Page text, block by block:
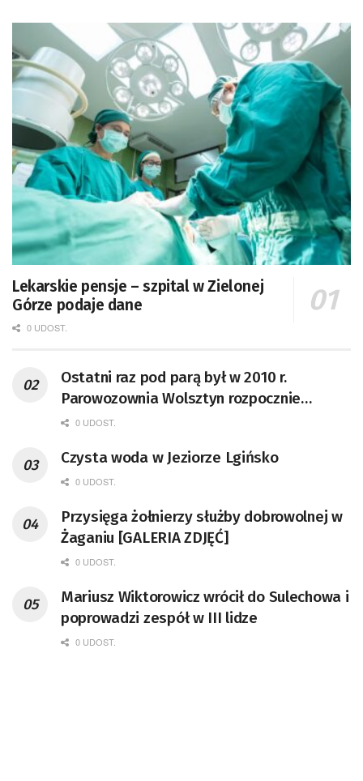
Lekarskie pensje – szpital w Zielonej
Górze podaje dane
0 UDOST.
Ostatni raz pod parą był w 2010 r.
Parowozownia Wolsztyn rozpocznie
remont unikatowego Tr5-65
0 UDOST.
Czysta woda w Jeziorze Lgińsko
0 UDOST.
Przysięga żołnierzy służby dobrowolnej w
Żaganiu [GALERIA ZDJĘĆ]
0 UDOST.
Mariusz Wiktorowicz wrócił do Sulechowa i
poprowadzi zespół w III lidze
0 UDOST.